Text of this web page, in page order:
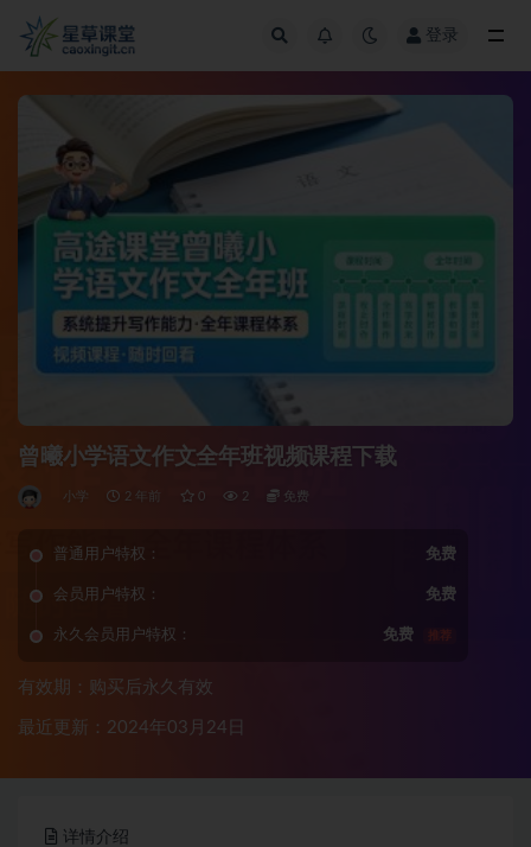
登录
​​​​​​​曾曦小学语文作文全年班视频课程下载
小学 2 年前 0 2 免费
普通用户特权： 免费
会员用户特权： 免费
永久会员用户特权： 免费 推荐
有效期：购买后永久有效
最近更新：2024年03月24日
详情介绍